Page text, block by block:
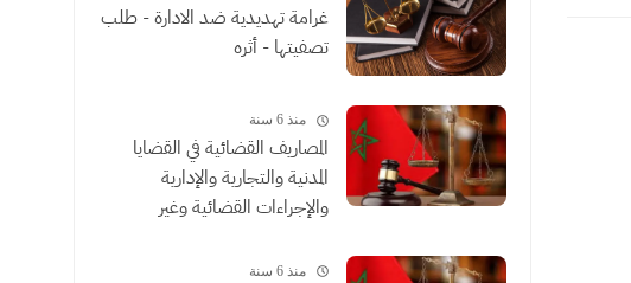
غرامة تهديدية ضد الادارة - طلب
تصفيتها - أثره
منذ 6 سنة
المصاريف القضائية في القضايا
المدنية والتجارية والإدارية
والإجراءات القضائية وغير
الموثقون
منذ 6 سنة